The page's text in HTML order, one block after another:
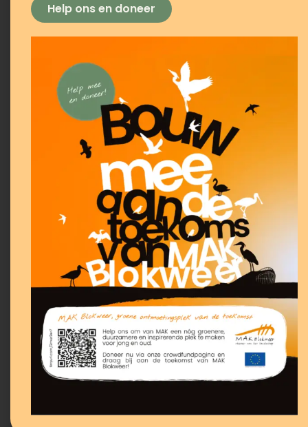
Zaadbommen
maken
Gebruik voor deze activiteit de
materialen uit de leskist.
Handleiding
Werkblad
Help ons en doneer